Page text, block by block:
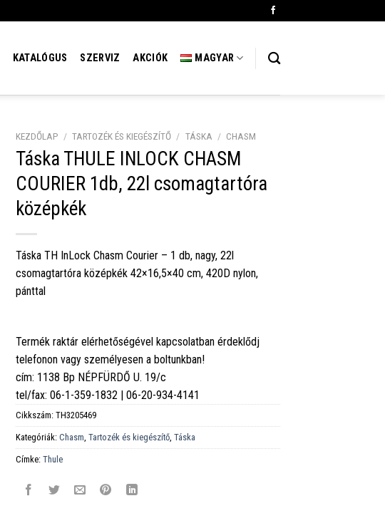
KATALÓGUS SZERVIZ AKCIÓK MAGYAR
KEZDŐLAP / TARTOZÉK ÉS KIEGÉSZÍTŐ / TÁSKA / CHASM
Táska THULE INLOCK CHASM
COURIER 1db, 22l csomagtartóra
középkék
Táska TH InLock Chasm Courier – 1 db, nagy, 22l
csomagtartóra középkék 42×16,5×40 cm, 420D nylon,
pánttal
Termék raktár elérhetőségével kapcsolatban érdeklődj
telefonon vagy személyesen a boltunkban!
cím: 1138 Bp NÉPFÜRDŐ U. 19/c
tel/fax: 06-1-359-1832 | 06-20-934-4141
Cikkszám:TH3205469
Kategóriák:Chasm ,Tartozék és kiegészítő ,Táska
Címke:Thule